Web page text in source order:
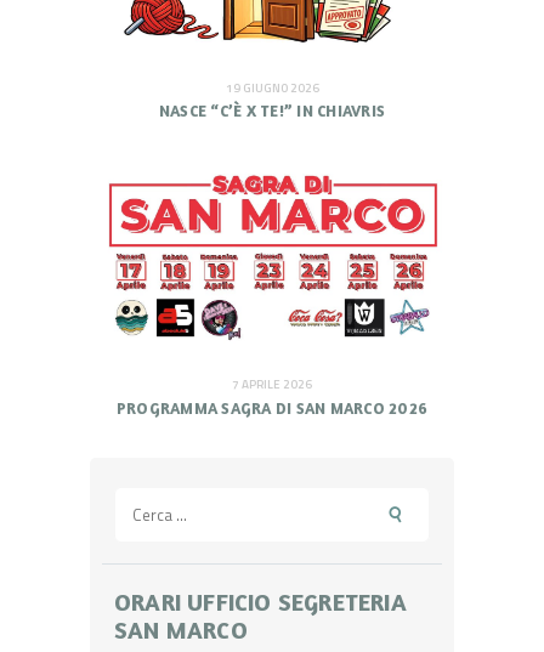
19 GIUGNO 2026
NASCE “C’È X TE!” IN CHIAVRIS
7 APRILE 2026
PROGRAMMA SAGRA DI SAN MARCO 2026
per:
ORARI UFFICIO SEGRETERIA
SAN MARCO